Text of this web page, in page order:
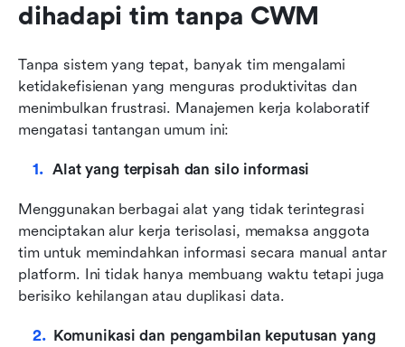
dihadapi tim tanpa CWM
Tanpa sistem yang tepat, banyak tim mengalami
ketidakefisienan yang menguras produktivitas dan
menimbulkan frustrasi. Manajemen kerja kolaboratif
mengatasi tantangan umum ini:
Alat yang terpisah dan silo informasi
Menggunakan berbagai alat yang tidak terintegrasi
menciptakan alur kerja terisolasi, memaksa anggota
tim untuk memindahkan informasi secara manual antar
platform. Ini tidak hanya membuang waktu tetapi juga
berisiko kehilangan atau duplikasi data.
Komunikasi dan pengambilan keputusan yang